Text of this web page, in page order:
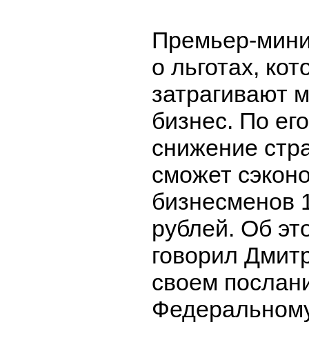
Премьер-
о льготах,
затрагивают
бизнес. По
снижение
сможет
бизнесменов
рублей. Об
говорил
своем